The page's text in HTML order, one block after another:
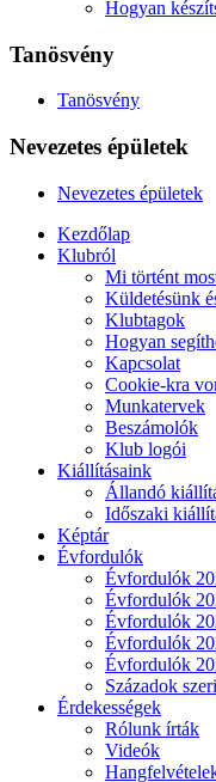
Hogyan
Tanösvény
Tanösvény
Nevezetes épületek
Nevezetes épületek
Kezdőlap
Klubról
Mi történt
Küldetésünk
Klubtagok
Hogyan
Kapcsolat
Cookie-kra
Munkatervek
Beszámolók
Klub logói
Kiállításaink
Állandó
Időszaki
Képtár
Évfordulók
Évfordulók
Évfordulók
Évfordulók
Évfordulók
Évfordulók
Századok
Érdekességek
Rólunk írták
Videók